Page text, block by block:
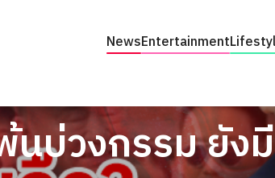
NewsEntertainment
บ่วงกรรม ยัง